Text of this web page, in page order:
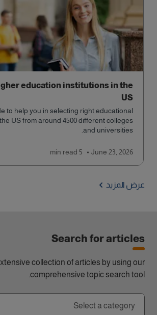
education institutions in the
US
to help you in selecting right educational
US from around 4500 different colleges
and universities.
June 23, 2026
5 min
read
عرض المزيد
Search for articles
collection of articles by using our
comprehensive topic search tool.
Select a category